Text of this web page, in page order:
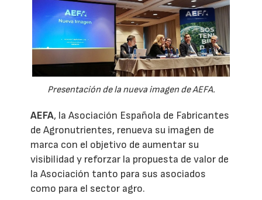
Presentación de la nueva imagen de AEFA.
AEFA, la Asociación Española de Fabricantes
de Agronutrientes, renueva su imagen de
marca con el objetivo de aumentar su
visibilidad y reforzar la propuesta de valor de
la Asociación tanto para sus asociados
como para el sector agro.